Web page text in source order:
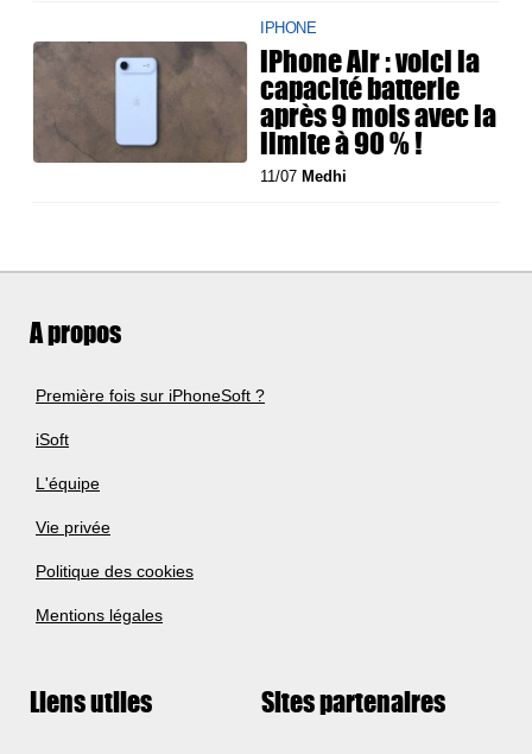
IPHONE
iPhone Air : voici la
capacité batterie
après 9 mois avec la
limite à 90 % !
11/07 Medhi
A propos
Première fois sur iPhoneSoft ?
iSoft
L'équipe
Vie privée
Politique des cookies
Mentions légales
Liens utiles Sites partenaires